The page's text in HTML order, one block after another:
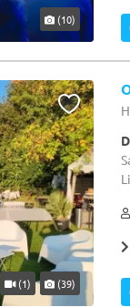
(10)
(1) (39)